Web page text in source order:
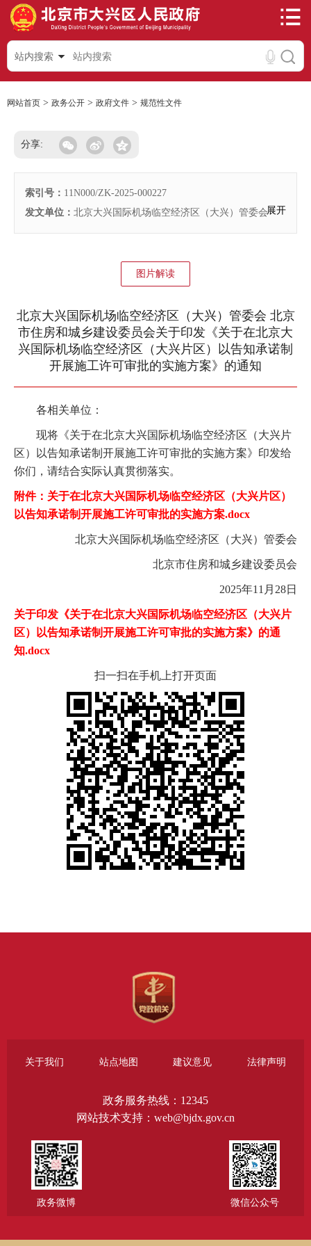
站内搜索
网站首页 > 政务公开 > 政府文件 > 规范性文件
分享:
索引号： 11N000/ZK-2025-000227
发文单位： 北京大兴国际机场临空经济区（大兴）管委会展开
图片解读
北京大兴国际机场临空经济区（大兴）管委会 北京
市住房和城乡建设委员会关于印发《关于在北京大
兴国际机场临空经济区（大兴片区）以告知承诺制
开展施工许可审批的实施方案》的通知
各相关单位：
现将《关于在北京大兴国际机场临空经济区（大兴片
区）以告知承诺制开展施工许可审批的实施方案》印发给
你们，请结合实际认真贯彻落实。
附件：关于在北京大兴国际机场临空经济区（大兴片区）
以告知承诺制开展施工许可审批的实施方案.docx
北京大兴国际机场临空经济区（大兴）管委会
北京市住房和城乡建设委员会
2025年11月28日
关于印发《关于在北京大兴国际机场临空经济区（大兴片
区）以告知承诺制开展施工许可审批的实施方案》的通
知.docx
扫一扫在手机上打开页面
关于我们 站点地图 建议意见 法律声明
政务服务热线：12345
网站技术支持：web@bjdx.gov.cn
政务微博 微信公众号